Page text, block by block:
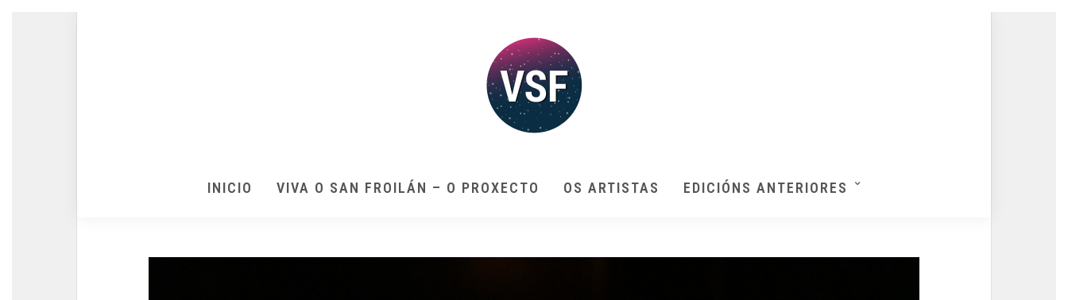
INICIO VIVA O SAN FROILÁN – O PROXECTO OS ARTISTAS EDICIÓNS ANTERIORES